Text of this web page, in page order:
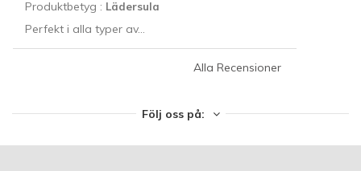
Produktbetyg : Lädersula
Perfekt i alla typer av...
Alla Recensioner
Följ oss på: